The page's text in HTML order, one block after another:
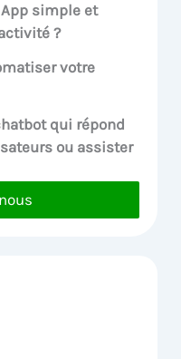
App simple et
?
votre
qui répond
ou assister